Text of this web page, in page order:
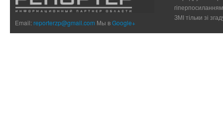
Email:reporterzp@gmail.com Мы вGoogle+
ЗМІ тільки зі